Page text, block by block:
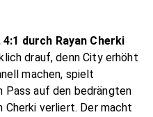
durch Rayan Cherki
drauf, denn City erhöht
machen, spielt
Pass auf den bedrängten
Cherki verliert. Der macht